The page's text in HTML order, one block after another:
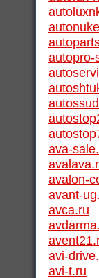
autopro-
ava-
avalon-
avant-
avca.ru
avi-
avi-t.ru